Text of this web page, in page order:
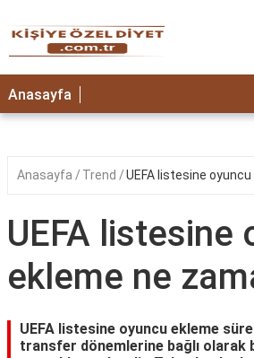
ANASAYFA
Anasayfa
Anasayfa Trend UEFA listesine
UEFA listesine
ekleme ne
UEFA listesine oyuncu ekleme
transfer dönemlerine bağlı olarak